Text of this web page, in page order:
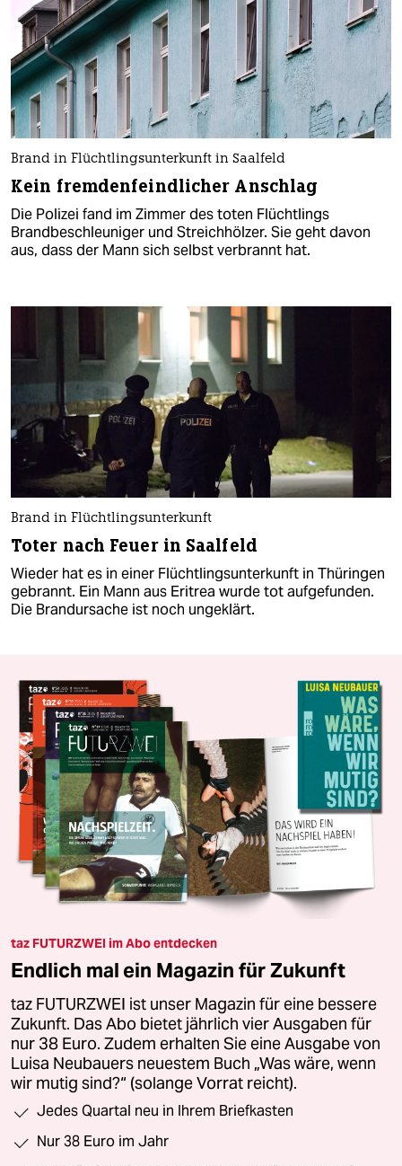
Brand in Flüchtlingsunterkunft in Saalfeld
Kein fremdenfeindlicher Anschlag
Die Polizei fand im Zimmer des toten Flüchtlings
Brandbeschleuniger und Streichhölzer. Sie geht davon
aus, dass der Mann sich selbst verbrannt hat.
Brand in Flüchtlingsunterkunft
Toter nach Feuer in Saalfeld
Wieder hat es in einer Flüchtlingsunterkunft in Thüringen
gebrannt. Ein Mann aus Eritrea wurde tot aufgefunden.
Die Brandursache ist noch ungeklärt.
taz FUTURZWEI im Abo entdecken
Endlich mal ein Magazin für Zukunft
taz FUTURZWEI ist unser Magazin für eine bessere
Zukunft. Das Abo bietet jährlich vier Ausgaben für
nur 38 Euro. Zudem erhalten Sie eine Ausgabe von
Luisa Neubauers neuestem Buch „Was wäre, wenn
wir mutig sind?“ (solange Vorrat reicht).
Jedes Quartal neu in Ihrem Briefkasten
Nur 38 Euro im Jahr